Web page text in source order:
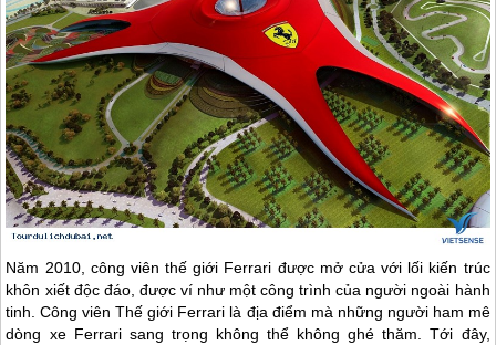
Năm 2010, công viên thế giới Ferrari được mở cửa với lối kiến trúc
khôn xiết độc đáo, được ví như một công trình của người ngoài hành
tinh. Công viên Thế giới Ferrari là địa điểm mà những người ham mê
dòng xe Ferrari sang trọng không thể không ghé thăm. Tới đây,